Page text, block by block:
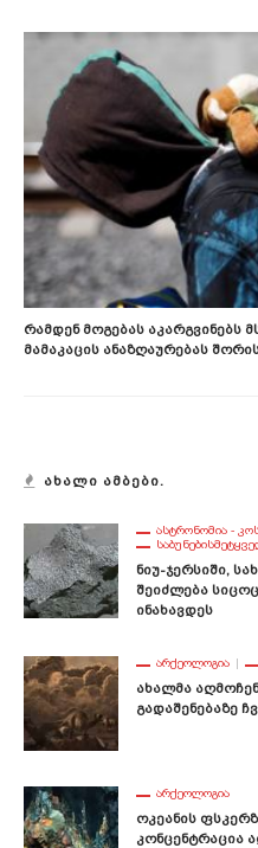
Რამდენ Მოგებას
Მამაკაცის Ანაზღაურებას
ᲐᲮᲐᲚᲘ ᲐᲛᲑᲔᲑᲘ.
ᲐᲡᲢᲠᲝᲜᲝᲛᲘᲐ -
Ნიუ-Ჯერსიში,
Შეიძლება
Ინახავდეს
ᲐᲠᲥᲔᲝᲚᲝᲒᲘᲐ
Ახალმა
Გადაშენებაზე
ᲐᲠᲥᲔᲝᲚᲝᲒᲘᲐ
Ოკეანის
Კონცენტრაცია